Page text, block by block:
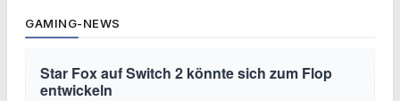
GAMING-NEWS
Star Fox auf Switch 2 könnte sich zum Flop
entwickeln